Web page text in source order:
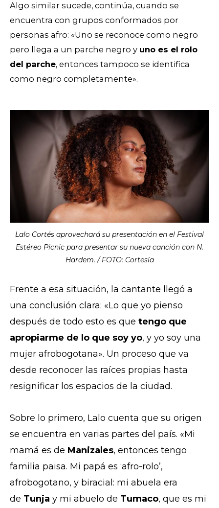
Algo similar sucede, continúa, cuando se
encuentra con grupos conformados por
personas afro: «Uno se reconoce como negro
pero llega a un parche negro y uno es el rolo
del parche, entonces tampoco se identifica
como negro completamente».
Lalo Cortés aprovechará su presentación en el Festival
Estéreo Picnic para presentar su nueva canción con N.
Hardem. / FOTO: Cortesía
Frente a esa situación, la cantante llegó a
una conclusión clara: «Lo que yo pienso
después de todo esto es que tengo que
apropiarme de lo que soy yo, y yo soy una
mujer afrobogotana». Un proceso que va
desde reconocer las raíces propias hasta
resignificar los espacios de la ciudad.
Sobre lo primero, Lalo cuenta que su origen
se encuentra en varias partes del país. «Mi
mamá es de Manizales, entonces tengo
familia paisa. Mi papá es ‘afro-rolo’,
afrobogotano, y biracial: mi abuela era
de Tunja y mi abuelo de Tumaco, que es mi